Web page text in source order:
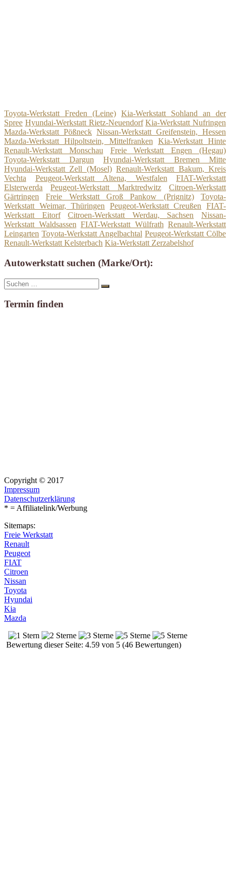
Toyota-Werkstatt Freden (Leine) Kia-Werkstatt Sohland an der
Spree Hyundai-Werkstatt Rietz-Neuendorf Kia-Werkstatt Nufringen
Mazda-Werkstatt Pößneck Nissan-Werkstatt Greifenstein, Hessen
Mazda-Werkstatt Hilpoltstein, Mittelfranken
Kia-Werkstatt Hinte
Renault-Werkstatt Monschau
Freie Werkstatt Engen (Hegau)
Toyota-Werkstatt Dargun
Hyundai-Werkstatt Bremen Mitte
Hyundai-Werkstatt Zell (Mosel) Renault-Werkstatt Bakum, Kreis
Vechta
Peugeot-Werkstatt Altena, Westfalen
FIAT-Werkstatt
Elsterwerda
Peugeot-Werkstatt Marktredwitz
Citroen-Werkstatt
Gärtringen
Freie Werkstatt Groß Pankow (Prignitz)
Toyota-
Werkstatt Weimar, Thüringen
Peugeot-Werkstatt Creußen
FIAT-
Werkstatt Eitorf
Citroen-Werkstatt Werdau, Sachsen
Nissan-
Werkstatt Waldsassen FIAT-Werkstatt Wülfrath Renault-Werkstatt
Leingarten Toyota-Werkstatt Angelbachtal Peugeot-Werkstatt Cölbe
Renault-Werkstatt Kelsterbach Kia-Werkstatt Zerzabelshof
Autowerkstatt suchen (Marke/Ort):
Suche
nach:
Suchen
Termin finden
Copyright © 2017
Impressum
Datenschutzerklärung
* = Affiliatelink/Werbung
Sitemaps:
Freie Werkstatt
Renault
Peugeot
FIAT
Citroen
Nissan
Toyota
Hyundai
Kia
Mazda
Bewertung dieser Seite: 4.59 von 5 (46 Bewertungen)